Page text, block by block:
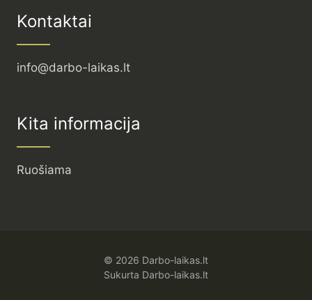
Kontaktai
info@darbo-laikas.lt
Kita informacija
Ruošiama
© 2026 Darbo-laikas.lt
Sukurta Darbo-laikas.lt